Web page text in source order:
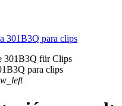
301B3Q para clips